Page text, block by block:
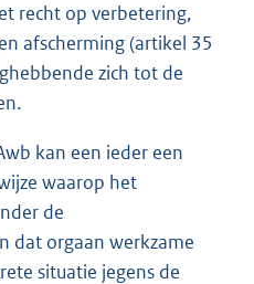
recht op verbetering,
afscherming (artikel 35
zich tot de
kan een ieder een
waarop het
de
dat orgaan werkzame
situatie jegens de